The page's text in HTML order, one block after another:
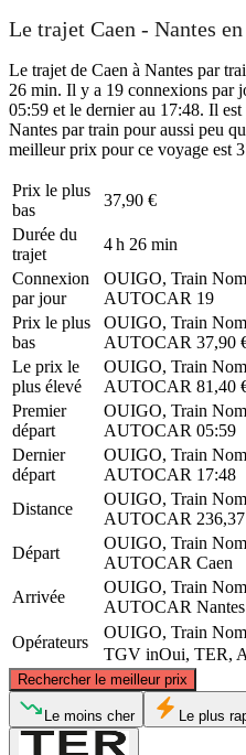
Le trajet Caen - Nantes
Le trajet de Caen à Nantes par
26 min. Il y a 19 connexions par
05:59 et le dernier au 17:48. Il
Nantes par train pour aussi peu
meilleur prix pour ce voyage est
Prix ​​le plus
bas
37,90 €
Durée du
trajet
4 h 26 min
Connexion
par jour
OUIGO, Train
AUTOCAR 19
Prix ​​le plus
bas
OUIGO, Train
AUTOCAR 37,90
Le prix le
plus élevé
OUIGO, Train
AUTOCAR 81,40
Premier
départ
OUIGO, Train
AUTOCAR 05:59
Dernier
départ
OUIGO, Train
AUTOCAR 17:48
Distance
OUIGO, Train
AUTOCAR
Départ
OUIGO, Train
AUTOCAR Caen
Arrivée
OUIGO, Train
AUTOCAR Nantes
Opérateurs
OUIGO, Train
TGV inOui, TER,
Rechercher le meilleur prix
Le moins cher Le plus